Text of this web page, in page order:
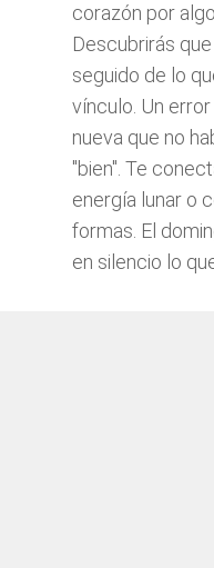
corazón por
Descubrirás
seguido de lo
vínculo. Un
nueva que no
"bien". Te
energía lunar o
formas. El
en silencio lo